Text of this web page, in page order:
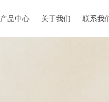
产品中心 关于我们 联系我